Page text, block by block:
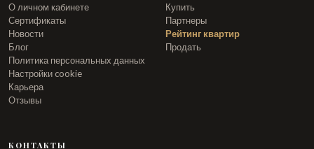
О личном кабинете
Сертификаты
Новости
Блог
Политика персональных данных
Настройки cookie
Карьера
Отзывы
Купить
Партнеры
Рейтинг квартир
Продать
КОНТАКТЫ